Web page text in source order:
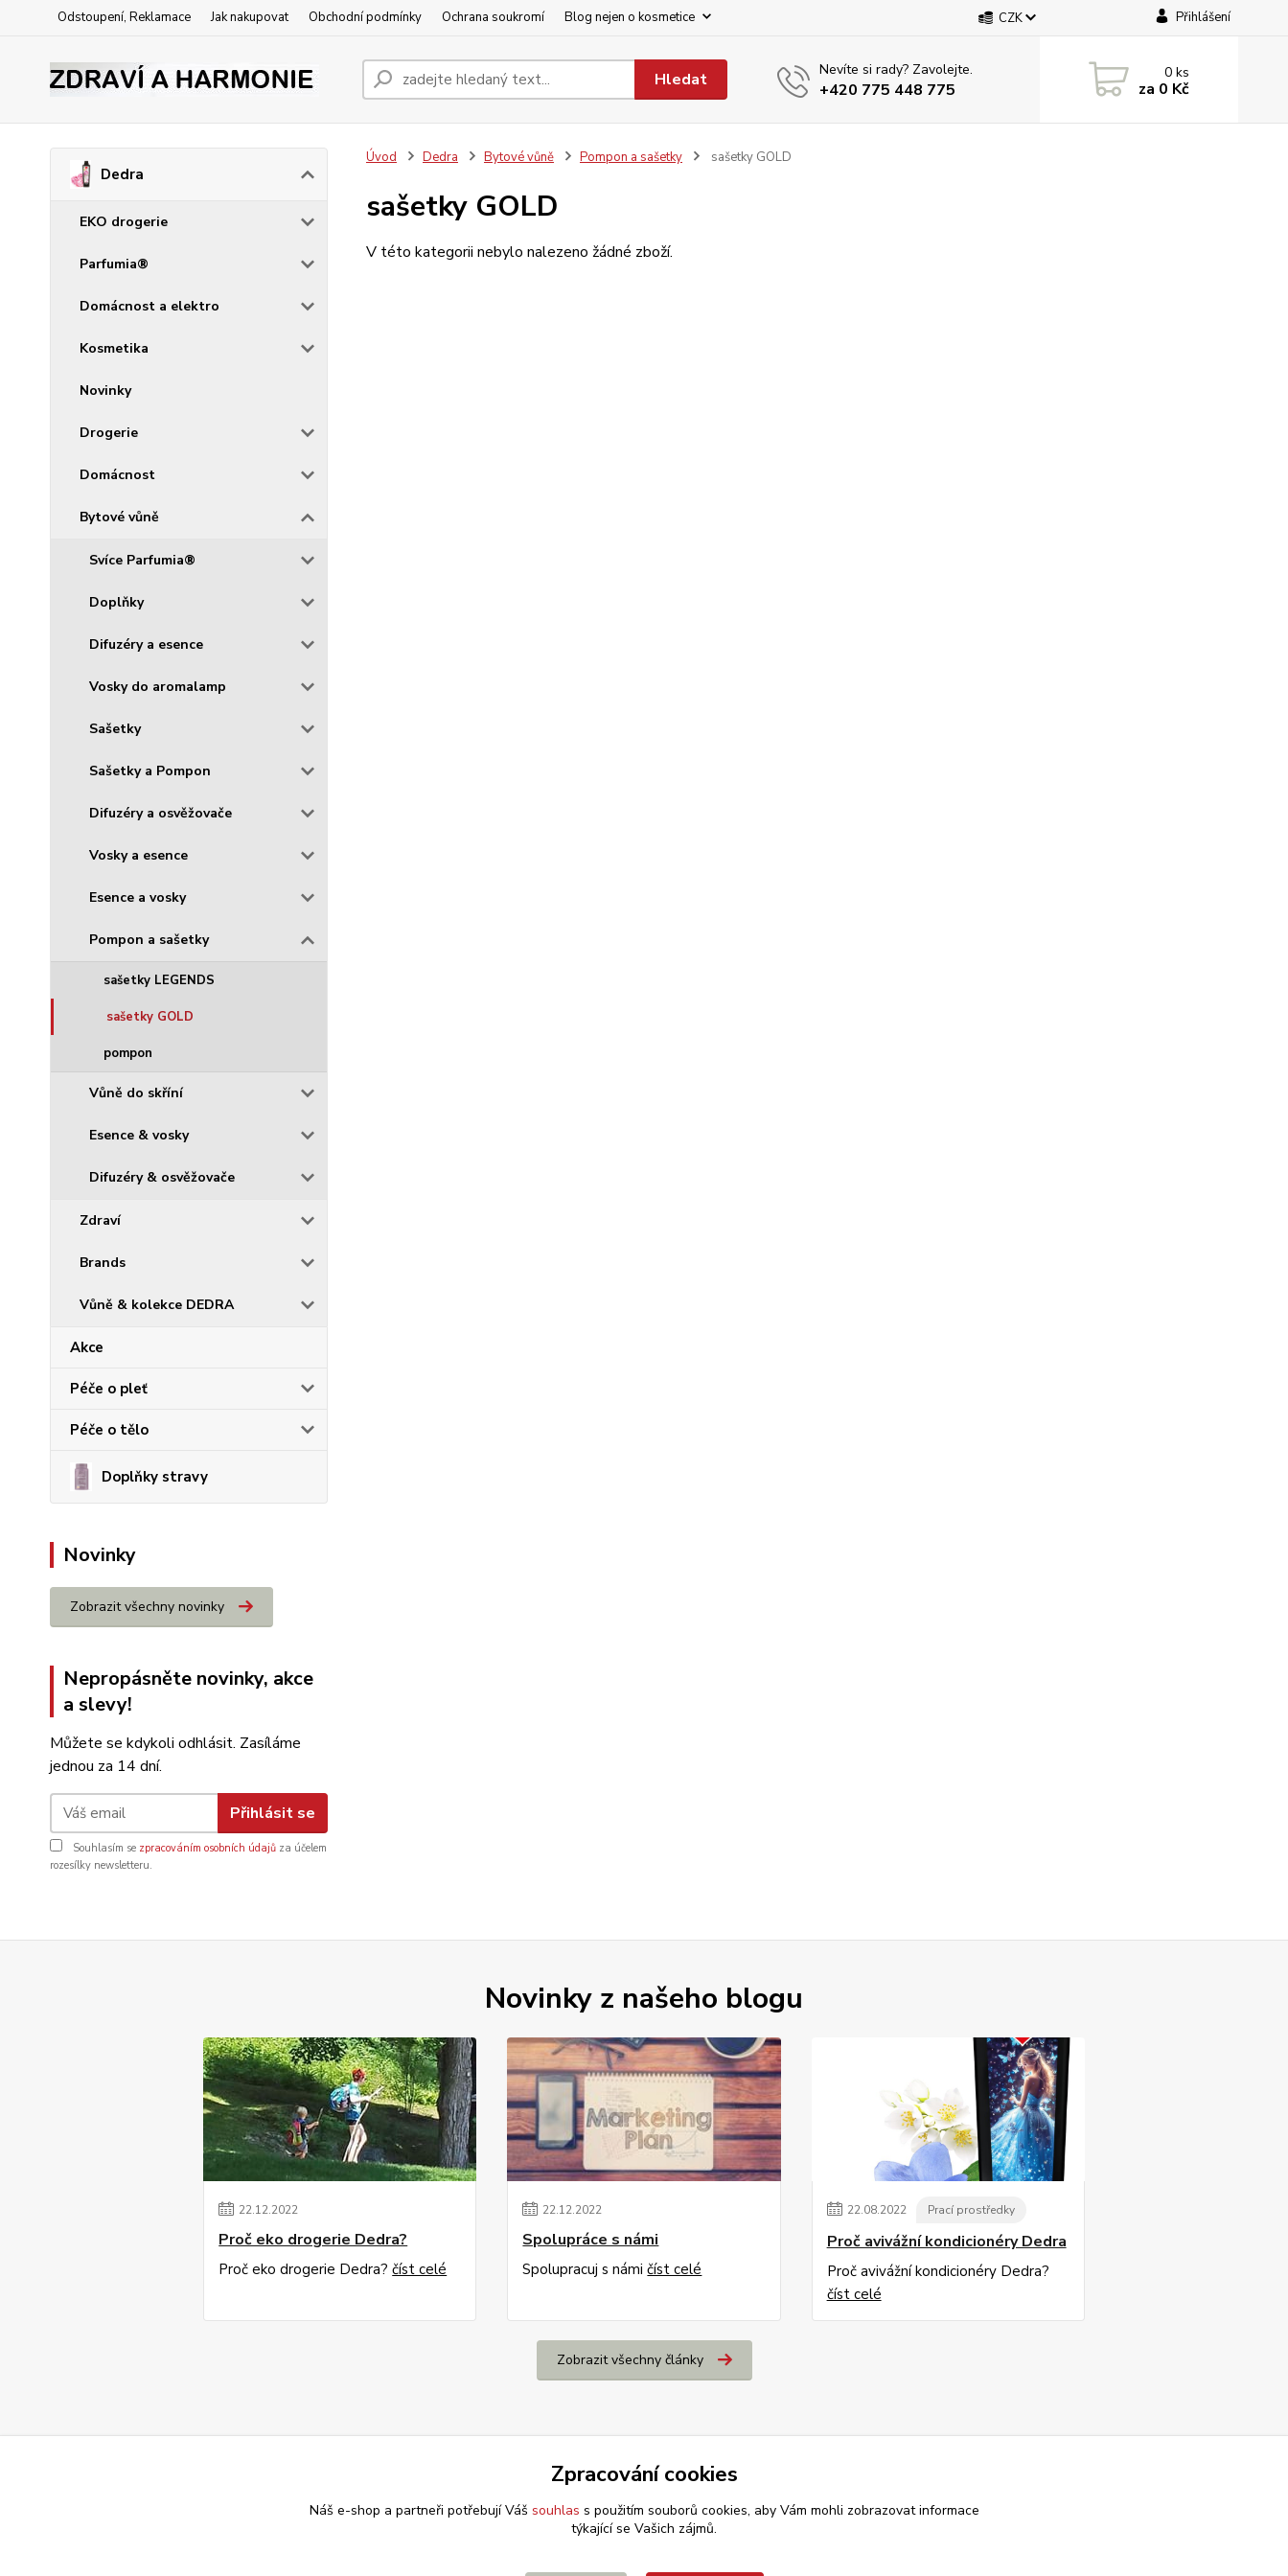
Odstoupení, Reklamace Jak nakupovat Obchodní podmínky Ochrana soukromí Blog nejen o kosmetice CZK Přihlášení
Hledat Nevíte si rady? Zavolejte.
+420 775 448 775
0ks
za 0 Kč
Dedra
EKO drogerie
Parfumia®
Domácnost a elektro
Kosmetika
Novinky
Drogerie
Domácnost
Bytové vůně
Svíce Parfumia®
Doplňky
Difuzéry a esence
Vosky do aromalamp
Sašetky
Sašetky a Pompon
Difuzéry a osvěžovače
Vosky a esence
Esence a vosky
Pompon a sašetky
sašetky LEGENDS
sašetky GOLD
pompon
Vůně do skříní
Esence & vosky
Difuzéry & osvěžovače
Zdraví
Brands
Vůně & kolekce DEDRA
Akce
Péče o pleť
Péče o tělo
Doplňky stravy
Novinky
Zobrazit všechny novinky
Nepropásněte novinky, akce
a slevy!
Můžete se kdykoli odhlásit. Zasíláme
jednou za 14 dní.
Přihlásit se
Souhlasím se zpracováním osobních údajů za účelem
rozesílky newsletteru.
Úvod Dedra Bytové vůně Pompon a sašetky sašetky GOLD
sašetky GOLD
V této kategorii nebylo nalezeno žádné zboží.
Novinky z našeho blogu
22.12.2022
Proč eko drogerie Dedra?
Proč eko drogerie Dedra?číst celé
22.12.2022
Spolupráce s námi
Spolupracuj s námičíst celé
22.08.2022 Prací prostředky
Proč avivážní kondicionéry Dedra
Proč avivážní kondicionéry Dedra?
číst celé
Zobrazit všechny články
Zpracování cookies
Náš e-shop a partneři potřebují Váš souhlas s použitím souborů cookies, aby Vám mohli zobrazovat informace
týkající se Vašich zájmů.